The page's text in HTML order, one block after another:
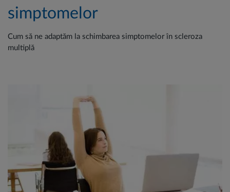
simptomelor
Cum să ne adaptăm la schimbarea simptomelor în scleroza
multiplă